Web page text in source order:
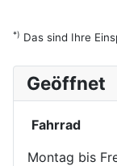
*) Das sind Ihre
Geöffnet
Fahrrad
Montag bis